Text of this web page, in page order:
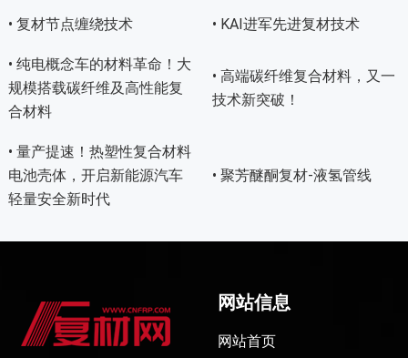
• 复材节点缠绕技术 • KAI进军先进复材技术
• 纯电概念车的材料革命！大
规模搭载碳纤维及高性能复
合材料
• 高端碳纤维复合材料，又一
技术新突破！
• 量产提速！热塑性复合材料
电池壳体，开启新能源汽车
轻量安全新时代
• 聚芳醚酮复材-液氢管线
网站信息
网站首页